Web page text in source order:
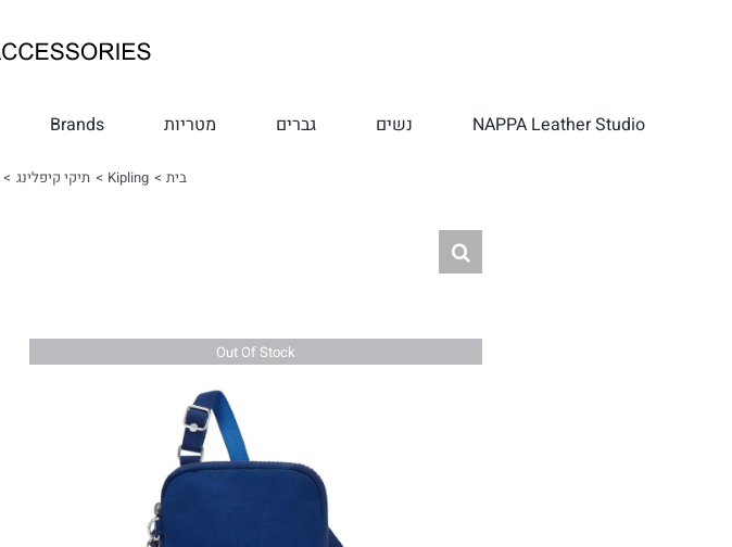
NAPPA Leather Studio נשים גברים מטריות Brands
בית Kipling תיקי קיפלינג
Out Of Stock